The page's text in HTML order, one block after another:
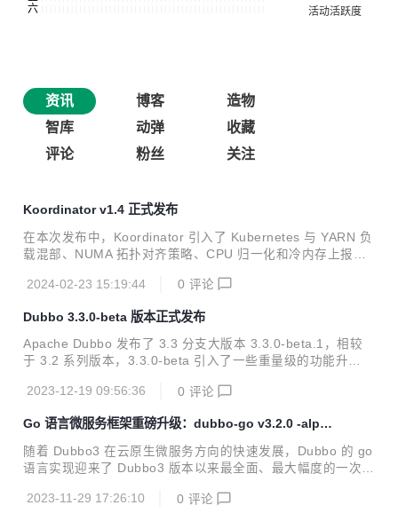
资讯 博客
造物
智库
动弹
收藏
评论
粉丝 关注
Koordinator v1.4 正式发布
在本次发布中，Koordinator 引入了 Kubernetes 与 YARN 负
载混部、NUMA 拓扑对齐策略、CPU 归一化和冷内存上报等
的 QoS 管理、重调度防护策略等领域的功能。这些新增和改
于复杂和多样化的应用场景。
2024-02-23 15:19:44 0 评论
Dubbo 3.3.0-beta 版本正式发布
Apache Dubbo 发布了 3.3 分支大版本 3.3.0-beta.1，相较
于 3.2 系列版本，3.3.0-beta 引入了一些重量级的功能升
2023-12-19 09:56:36
0 评论
Go 语言微服务框架重磅升级：dubbo-go v3.2.0 -alpha
版本预览
随着 Dubbo3 在云原生微服务方向的快速发展，Dubbo 的 go
语言实现迎来了 Dubbo3 版本以来最全面、最大幅度的一次升
测能力等。总的来说，新版本的 dubbo-go：
2023-11-29 17:26:10 0 评论